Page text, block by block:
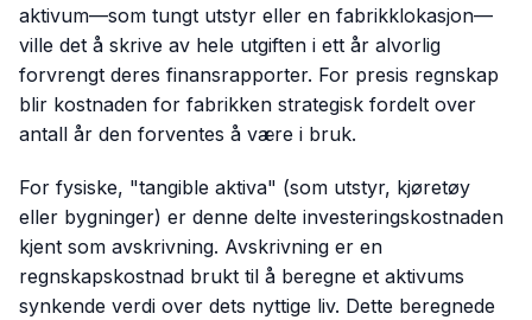
aktivum—som tungt utstyr eller en fabrikklokasjon—
ville det å skrive av hele utgiften i ett år alvorlig
forvrengt deres finansrapporter. For presis regnskap
blir kostnaden for fabrikken strategisk fordelt over
antall år den forventes å være i bruk.
For fysiske, "tangible aktiva" (som utstyr, kjøretøy
eller bygninger) er denne delte investeringskostnaden
kjent som avskrivning. Avskrivning er en
regnskapskostnad brukt til å beregne et aktivums
synkende verdi over dets nyttige liv. Dette beregnede